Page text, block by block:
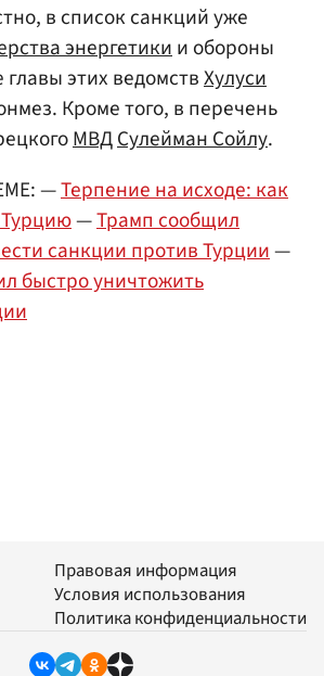
в список санкций уже
энергетикии обороны
этих ведомствХулуси
Кроме того, в перечень
МВДСулейман Сойлу.
—Терпение на исходе: как
—Трамп сообщил
санкции против Турции—
быстро уничтожить
Правовая информация
Условия использования
Политика конфиденциальности